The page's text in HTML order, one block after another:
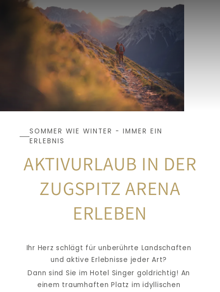
SOMMER WIE WINTER - IMMER EIN
ERLEBNIS
AKTIVURLAUB IN DER
ZUGSPITZ ARENA
ERLEBEN
Ihr Herz schlägt für unberührte Landschaften
und aktive Erlebnisse jeder Art?
Dann sind Sie im Hotel Singer goldrichtig! An
einem traumhaften Platz im idyllischen